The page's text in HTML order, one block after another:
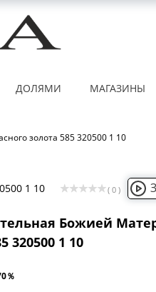
ДОЛЯМИ МАГАЗИНЫ
золота 585 320500 1 10
1 10 ( 0 )
Божией
320500 1 10
％